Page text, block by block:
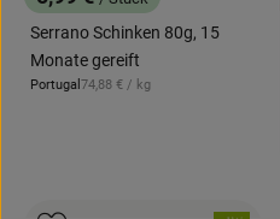
, Preis:
Serrano Schinken 80g, 15
Monate gereift
, Herkunft:
Portugal , Referenzpreis:
74,88 € / kg